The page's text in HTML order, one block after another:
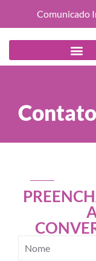
Comunicado
Contato